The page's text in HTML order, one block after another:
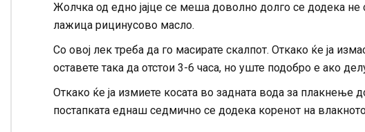
Жолчка од едно јајце се меша доволно долго се додека
лажица рицинусово масло.
Со овој лек треба да го масирате скалпот. Откако ќе ја
оставете така да отстои 3-6 часа, но уште подобро е ако
Откако ќе ја измиете косата во задната вода за
постапката еднаш седмично се додека коренот на